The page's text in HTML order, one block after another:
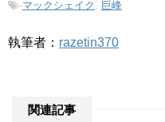
-マックシェイク 巨峰
執筆者： razetin370
関連記事